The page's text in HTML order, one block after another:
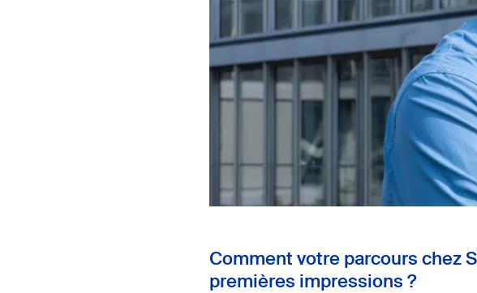
Comment votre parcours chez
premières impressions ?